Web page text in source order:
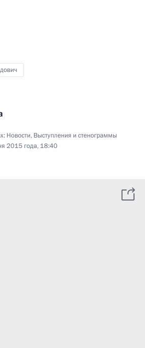
Новости, Выступления и стенограммы
2015 года, 18:40